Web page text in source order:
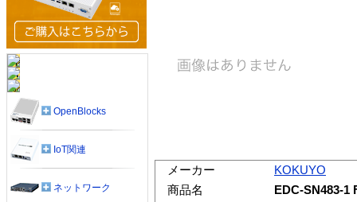
メーカー
KOKUYO
商品名
EDC-SN483-1
OpenBlocks
IoT関連
ネットワーク